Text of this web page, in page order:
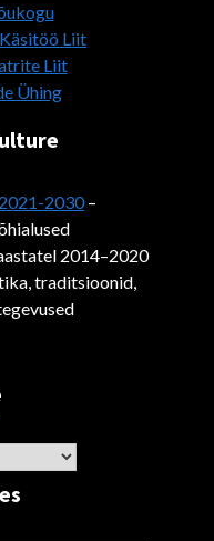
Liit
Liit
Ühing
2030–
2014–2020
traditsioonid,